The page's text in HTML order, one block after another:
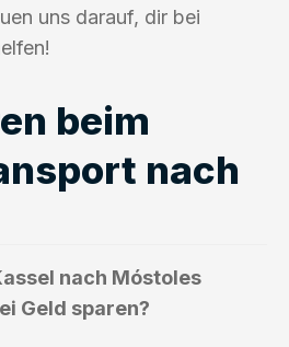
uns darauf, dir bei
beim
nach
nach Móstoles
Geld sparen?